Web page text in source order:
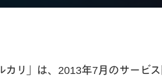
カリ」は、2013年7月のサービ